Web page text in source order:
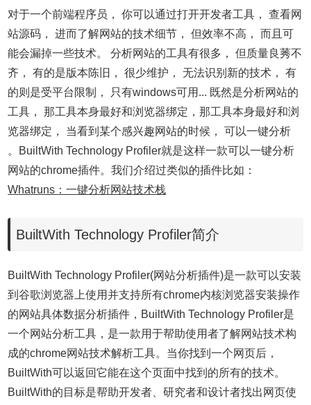
对于一个前端程序员， 你可以通过打开开发者工具， 查看网
站源码， 进而了解网站的技术细节， 但效率不高， 而且可
能会漏掉一些技术。 分析网站的工具有很多， 但质量良莠不
齐， 有的是版本陈旧， 很少维护， 无法识别新的技术， 有
的则是受平台限制， 只有windows可用... 既然是分析网站的
工具， 那工具本身最好和浏览器绑定，那工具本身最好和浏
览器绑定， 当看到某个感兴趣网站的时候， 可以一键分析
。BuiltWith Technology Profiler就是这样一款可以一键分析
网站的chrome插件。我们介绍过类似的插件比如：
Whatruns：一键分析网站技术栈
BuiltWith Technology Profiler简介
BuiltWith Technology Profiler(网站分析插件)是一款可以安装
到谷歌浏览器上使用并支持所有chrome内核浏览器安装操作
的网站具体数据分析插件，BuiltWith Technology Profiler是
一个网站分析工具，是一款用于帮助使用者了解网站技术构
成的chrome网站技术解析工具。当你找到一个网页后，
BuiltWith可以返回它能在这个页面中找到的所有的技术。
BuiltWith的目标是帮助开发者、研究者和设计者找出网页使